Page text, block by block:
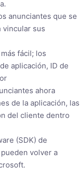
anunciantes que se
vincular sus
fácil; los
aplicación, ID de
ahora
de la aplicación, las
del cliente dentro
(SDK) de
volver a